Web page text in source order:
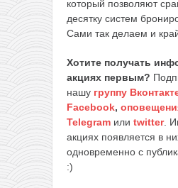
который позволяют
десятку систем
Сами так делаем и
Хотите получать
акциях первым?
нашу группу
Facebook,
Telegram или twitter.
акциях появляется в
одновременно с
:)